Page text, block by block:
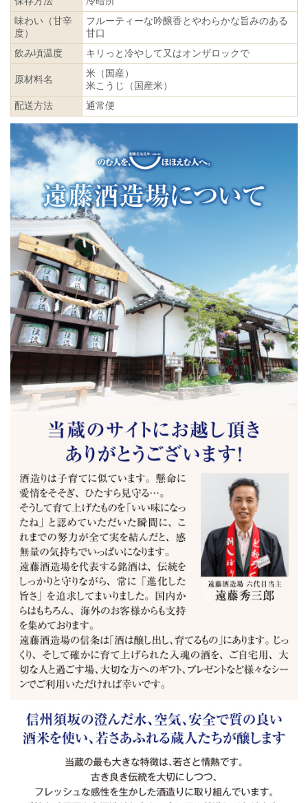
味わい（甘辛
度）
フルーティーな吟醸香とやわらかな旨みのある
甘口
飲み頃温度
キリっと冷やして又はオンザロックで
原材料名
米（国産）
米こうじ（国産米）
配送方法
通常便